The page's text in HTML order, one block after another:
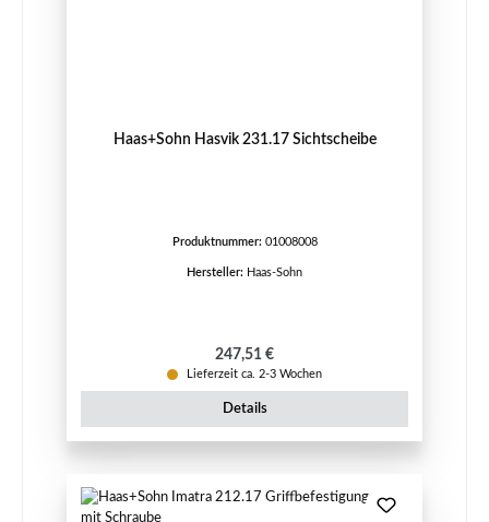
Haas+Sohn Hasvik 231.17 Sichtscheibe
Produktnummer: 01008008
Hersteller: Haas-Sohn
Regulärer Preis:
247,51 €
Lieferzeit ca. 2-3 Wochen
Details